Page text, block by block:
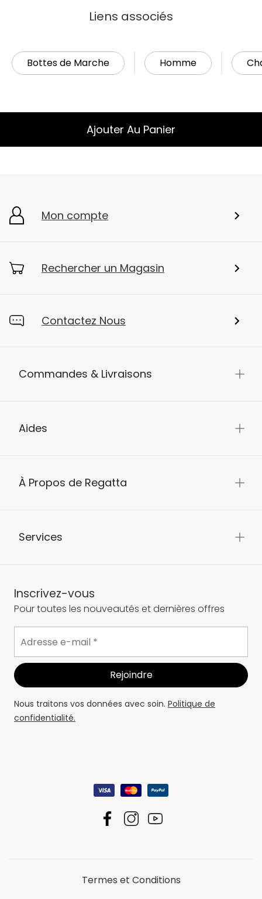
Liens associés
Bottes de Marche Homme
Ajouter Au Panier
Mon compte
Rechercher un Magasin
Contactez Nous
Commandes & Livraisons
Aides
À Propos de Regatta
Services
Inscrivez-vous
Pour toutes les nouveautés et dernières offres
Nous traitons vos données avec soin. Politique de
confidentialité.
Termes et Conditions